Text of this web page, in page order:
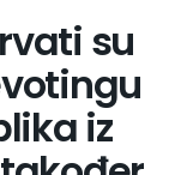
su
iz